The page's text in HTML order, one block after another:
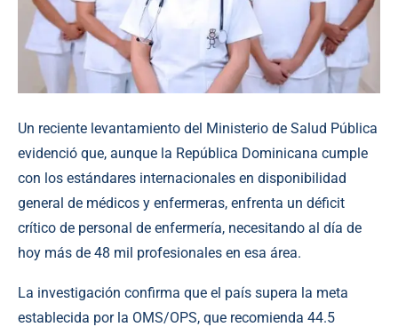
Un reciente levantamiento del Ministerio de Salud Pública
evidenció que, aunque la República Dominicana cumple
con los estándares internacionales en disponibilidad
general de médicos y enfermeras, enfrenta un déficit
crítico de personal de enfermería, necesitando al día de
hoy más de 48 mil profesionales en esa área.
La investigación confirma que el país supera la meta
establecida por la OMS/OPS, que recomienda 44.5